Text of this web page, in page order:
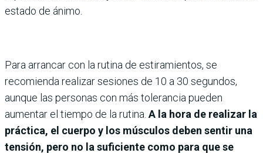
estado de ánimo.
Para arrancar con la rutina de estiramientos, se
recomienda realizar sesiones de 10 a 30 segundos,
aunque las personas con más tolerancia pueden
aumentar el tiempo de la rutina. A la hora de realizar la
práctica, el cuerpo y los músculos deben sentir una
tensión, pero no la suficiente como para que se